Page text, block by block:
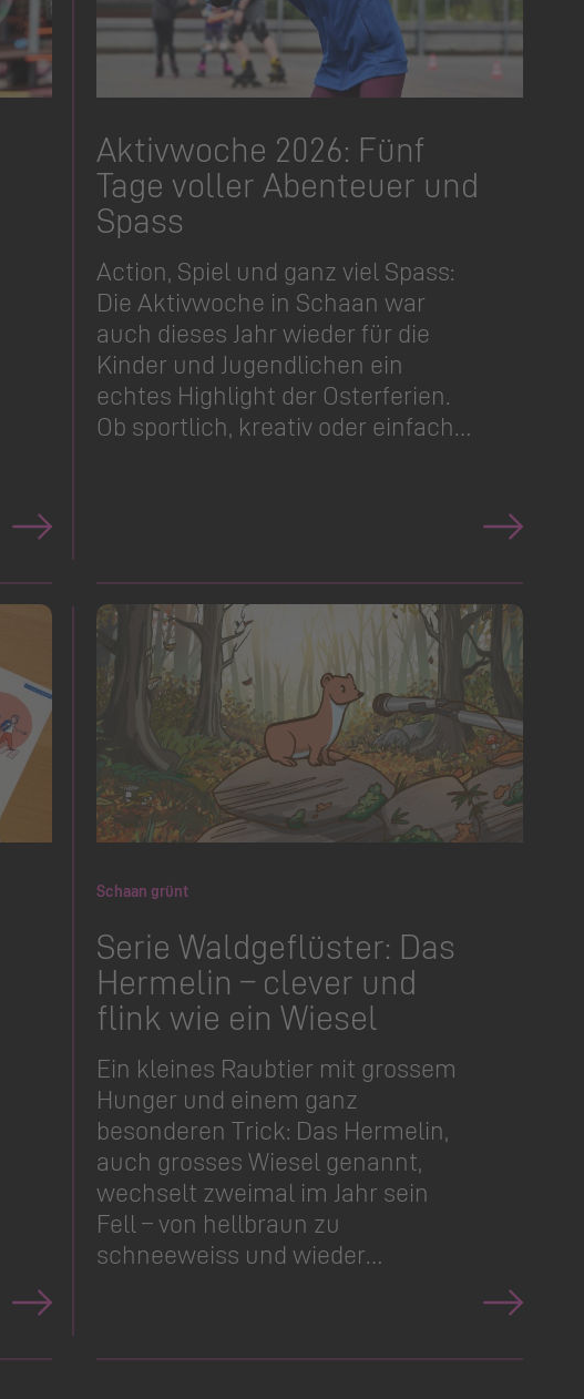
Aktivwoche 2026: Fünf
Tage voller Abenteuer und
Spass
Action, Spiel und ganz viel Spass:
Die Aktivwoche in Schaan war
auch dieses Jahr wieder für die
Kinder und Jugendlichen ein
echtes Highlight der Osterferien.
Ob sportlich, kreativ oder einfach…
Schaan grünt
Serie Waldgeflüster: Das
Hermelin – clever und
flink wie ein Wiesel
Ein kleines Raubtier mit grossem
Hunger und einem ganz
besonderen Trick: Das Hermelin,
auch grosses Wiesel genannt,
wechselt zweimal im Jahr sein
Fell – von hellbraun zu
schneeweiss und wieder…